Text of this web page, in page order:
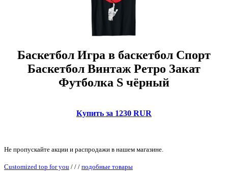
Баскетбол Игра в баскетбол Спорт
Баскетбол Винтаж Ретро Закат
Футболка S чёрный
Купить за 1230 RUR
Не пропускайте акции и распродажи в нашем магазине.
Customized top for you / / / подобные товары